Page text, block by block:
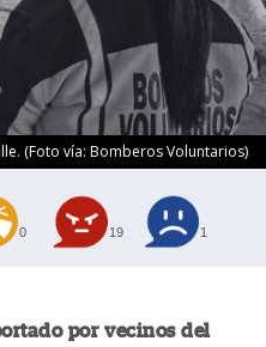
(Foto vía: Bomberos Voluntarios)
0 19 1
por vecinos del